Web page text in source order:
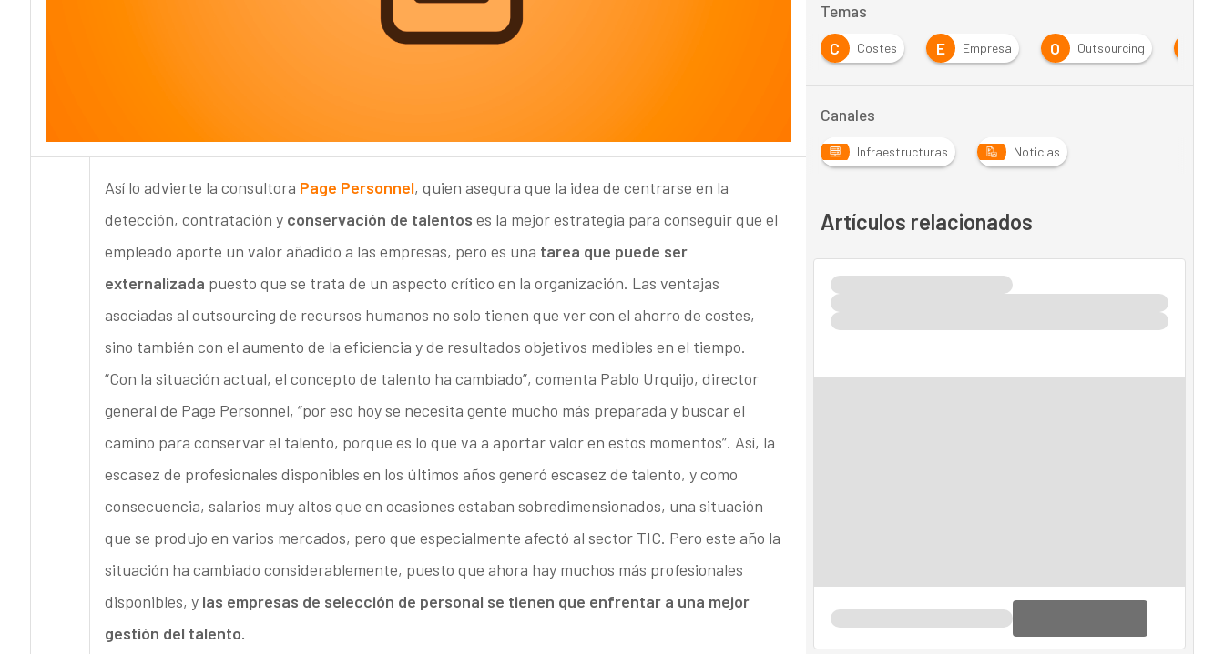
Así lo advierte la consultora Page Personnel, quien asegura que la idea de centrarse en la
detección, contratación y conservación de talentos es la mejor estrategia para conseguir que el
empleado aporte un valor añadido a las empresas, pero es una tarea que puede ser
externalizada puesto que se trata de un aspecto crítico en la organización. Las ventajas
asociadas al outsourcing de recursos humanos no solo tienen que ver con el ahorro de costes,
sino también con el aumento de la eficiencia y de resultados objetivos medibles en el tiempo.
“Con la situación actual, el concepto de talento ha cambiado”, comenta Pablo Urquijo, director
general de Page Personnel, “por eso hoy se necesita gente mucho más preparada y buscar el
camino para conservar el talento, porque es lo que va a aportar valor en estos momentos”. Así, la
escasez de profesionales disponibles en los últimos años generó escasez de talento, y como
consecuencia, salarios muy altos que en ocasiones estaban sobredimensionados, una situación
que se produjo en varios mercados, pero que especialmente afectó al sector TIC. Pero este año la
situación ha cambiado considerablemente, puesto que ahora hay muchos más profesionales
disponibles, y las empresas de selección de personal se tienen que enfrentar a una mejor
gestión del talento.
Temas
C Costes E Empresa O Outsourcing
Canales
Infraestructuras Noticias
Artículos relacionados